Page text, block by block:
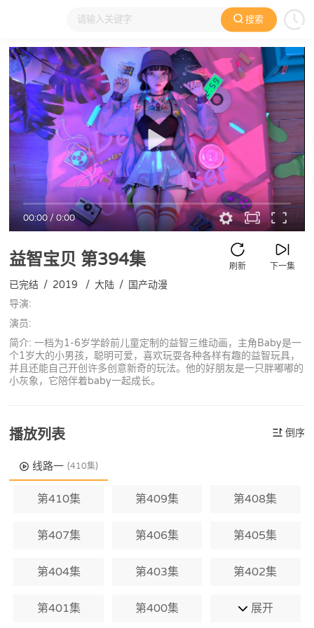
搜索
大家在看 日本动漫 国产动漫 欧美动漫 动漫电影
00:00/0:00
益智宝贝 第394集 下一集
刷新
已完结 / 2019 / 大陆 / 国产动漫
导演:
演员:
简介: 一档为1-6岁学龄前儿童定制的益智三维动画，主角Baby是一
个1岁大的小男孩，聪明可爱，喜欢玩耍各种各样有趣的益智玩具，
并且还能自己开创许多创意新奇的玩法。他的好朋友是一只胖嘟嘟的
小灰象，它陪伴着baby一起成长。
播放列表 倒序
线路一 (410集)
第410集 第409集 第408集
第407集 第406集 第405集
第404集 第403集 第402集
第401集 第400集 展开